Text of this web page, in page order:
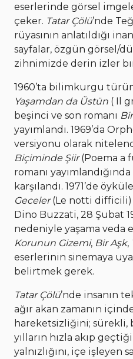
eserlerinde görsel
çeker. Tatar Çölü’nde
rüyasının anlatıldığı
sayfalar, özgün görsel/
zihnimizde derin izler
1960’ta bilimkurgu
Yaşamdan da Üstün ( Il
beşinci ve son romanı
yayımlandı. 1969’da
versiyonu olarak
Biçiminde Şiir(Poema a
romanı
karşılandı. 1971’de
Geceler(Le notti difficili)
Dino Buzzati, 28 Şubat
nedeniyle yaşama veda
Korunun Gizemi, Bir Aşk,
eserlerinin sinemaya
belirtmek gerek.
Tatar Çölü’nde insanın
ağır akan zamanın
hareketsizliğini; sürekli,
yılların hızla akıp
yalnızlığını, içe